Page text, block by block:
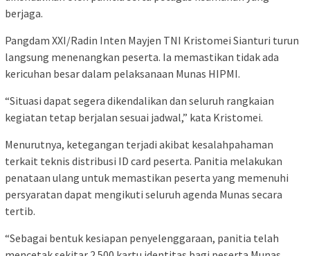
berjaga.
Pangdam XXI/Radin Inten Mayjen TNI Kristomei Sianturi turun
langsung menenangkan peserta. Ia memastikan tidak ada
kericuhan besar dalam pelaksanaan Munas HIPMI.
“Situasi dapat segera dikendalikan dan seluruh rangkaian
kegiatan tetap berjalan sesuai jadwal,” kata Kristomei.
Menurutnya, ketegangan terjadi akibat kesalahpahaman
terkait teknis distribusi ID card peserta. Panitia melakukan
penataan ulang untuk memastikan peserta yang memenuhi
persyaratan dapat mengikuti seluruh agenda Munas secara
tertib.
“Sebagai bentuk kesiapan penyelenggaraan, panitia telah